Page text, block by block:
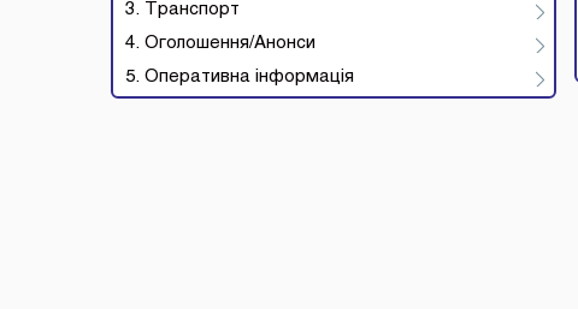
3. Транспорт
4. Оголошення/Анонси
5. Оперативна інформація